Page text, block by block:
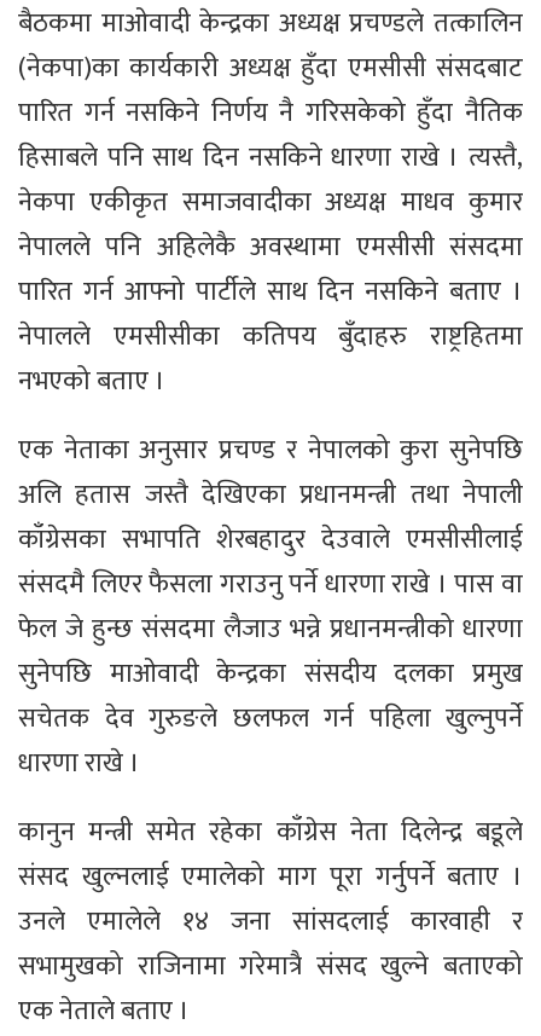
बैठकमा माओवादी केन्द्रका अध्यक्ष प्रचण्डले तत्कालिन
(नेकपा)का कार्यकारी अध्यक्ष हुँदा एमसीसी संसदबाट
पारित गर्न नसकिने निर्णय नै गरिसकेको हुँदा नैतिक
हिसाबले पनि साथ दिन नसकिने धारणा राखे । त्यस्तै,
नेकपा एकीकृत समाजवादीका अध्यक्ष माधव कुमार
नेपालले पनि अहिलेकै अवस्थामा एमसीसी संसदमा
पारित गर्न आफ्नो पार्टीले साथ दिन नसकिने बताए ।
नेपालले एमसीसीका कतिपय बुँदाहरु राष्ट्रहितमा
नभएको बताए ।
एक नेताका अनुसार प्रचण्ड र नेपालको कुरा सुनेपछि
अलि हतास जस्तै देखिएका प्रधानमन्त्री तथा नेपाली
काँग्रेसका सभापति शेरबहादुर देउवाले एमसीसीलाई
संसदमै लिएर फैसला गराउनु पर्ने धारणा राखे । पास वा
फेल जे हुन्छ संसदमा लैजाउ भन्ने प्रधानमन्त्रीको धारणा
सुनेपछि माओवादी केन्द्रका संसदीय दलका प्रमुख
सचेतक देव गुरुङले छलफल गर्न पहिला खुल्नुपर्ने
धारणा राखे ।
कानुन मन्त्री समेत रहेका काँग्रेस नेता दिलेन्द्र बडूले
संसद खुल्नलाई एमालेको माग पूरा गर्नुपर्ने बताए ।
उनले एमालेले १४ जना सांसदलाई कारवाही र
सभामुखको राजिनामा गरेमात्रै संसद खुल्ने बताएको
एक नेताले बताए ।